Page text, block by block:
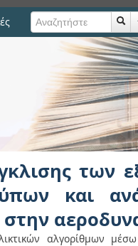
των
και
αλγορίθμων